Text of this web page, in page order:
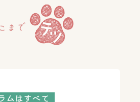
ムはすべて